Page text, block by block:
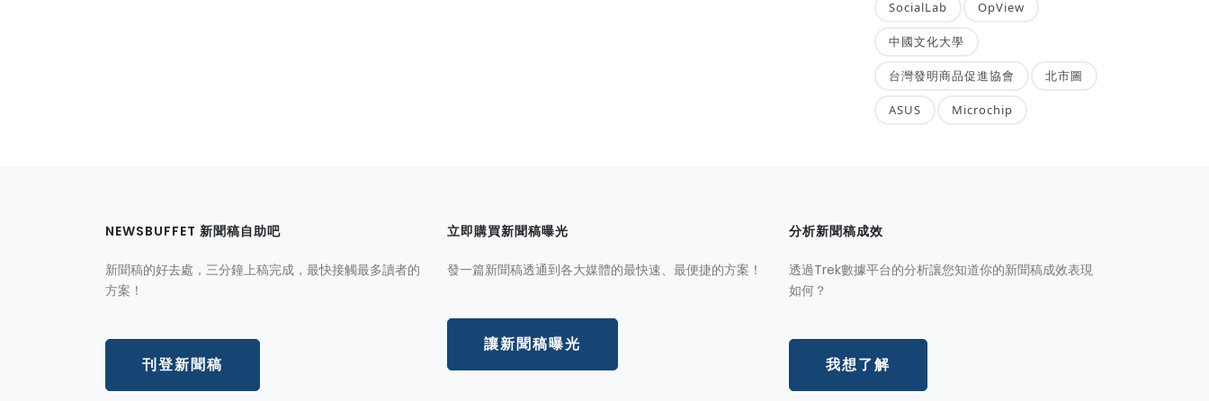
SocialLab OpView
中國文化大學
台灣發明商品促進協會 北市圖
ASUS Microchip
NEWSBUFFET 新聞稿自助吧
新聞稿的好去處，三分鐘上稿完成，最快接觸最多讀者的
方案！
刊登新聞稿
立即購買新聞稿曝光
發一篇新聞稿透通到各大媒體的最快速、最便捷的方案！
讓新聞稿曝光
分析新聞稿成效
透過Trek數據平台的分析讓您知道你的新聞稿成效表現
如何？
我想了解